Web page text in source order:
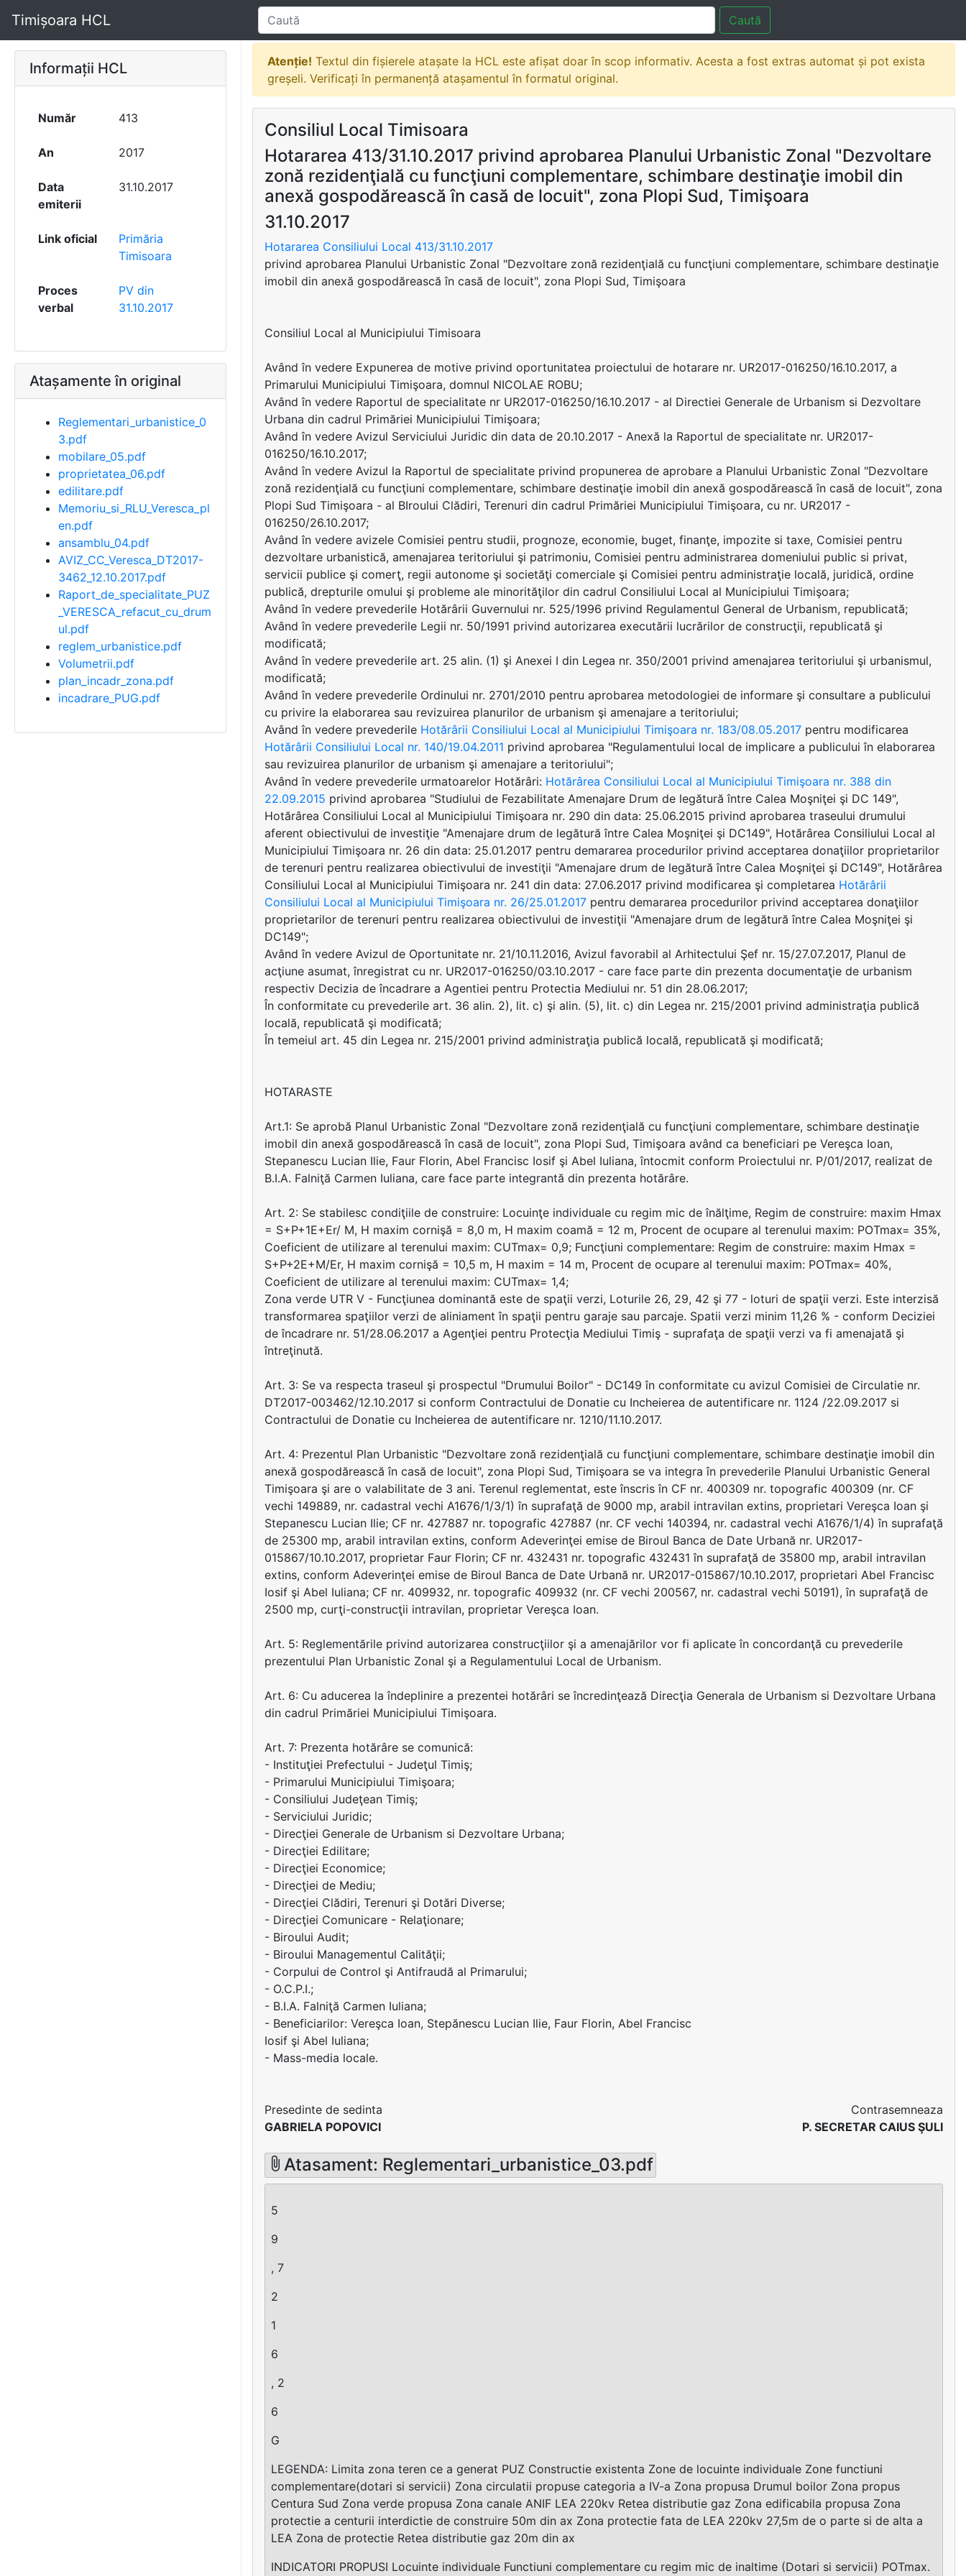
Timișoara HCL Caută
Informații HCL
Număr 413
An 2017
Data
emiterii
31.10.2017
Link oficial
Primăria
Timisoara
Proces
verbal
PV din
31.10.2017
Atașamente în original
Reglementari_urbanistice_0
3.pdf
mobilare_05.pdf
proprietatea_06.pdf
edilitare.pdf
Memoriu_si_RLU_Veresca_pl
en.pdf
ansamblu_04.pdf
AVIZ_CC_Veresca_DT2017-
3462_12.10.2017.pdf
Raport_de_specialitate_PUZ
_VERESCA_refacut_cu_drum
ul.pdf
reglem_urbanistice.pdf
Volumetrii.pdf
plan_incadr_zona.pdf
incadrare_PUG.pdf
Atenție! Textul din fișierele atașate la HCL este afișat doar în scop informativ. Acesta a fost extras automat și pot exista
greșeli. Verificați în permanență atașamentul în formatul original.
Consiliul Local Timisoara
Hotararea 413/31.10.2017 privind aprobarea Planului Urbanistic Zonal "Dezvoltare
zonă rezidenţială cu funcţiuni complementare, schimbare destinaţie imobil din
anexă gospodărească în casă de locuit", zona Plopi Sud, Timişoara
31.10.2017
Hotararea Consiliului Local 413/31.10.2017
privind aprobarea Planului Urbanistic Zonal "Dezvoltare zonă rezidenţială cu funcţiuni complementare, schimbare destinaţie
imobil din anexă gospodărească în casă de locuit", zona Plopi Sud, Timişoara
Consiliul Local al Municipiului Timisoara
Având în vedere Expunerea de motive privind oportunitatea proiectului de hotarare nr. UR2017-016250/16.10.2017, a
Primarului Municipiului Timişoara, domnul NICOLAE ROBU;
Având în vedere Raportul de specialitate nr UR2017-016250/16.10.2017 - al Directiei Generale de Urbanism si Dezvoltare
Urbana din cadrul Primăriei Municipiului Timişoara;
Având în vedere Avizul Serviciului Juridic din data de 20.10.2017 - Anexă la Raportul de specialitate nr. UR2017-
016250/16.10.2017;
Având în vedere Avizul la Raportul de specialitate privind propunerea de aprobare a Planului Urbanistic Zonal "Dezvoltare
zonă rezidenţială cu funcţiuni complementare, schimbare destinaţie imobil din anexă gospodărească în casă de locuit", zona
Plopi Sud Timişoara - al BIroului Clădiri, Terenuri din cadrul Primăriei Municipiului Timişoara, cu nr. UR2017 -
016250/26.10.2017;
Având în vedere avizele Comisiei pentru studii, prognoze, economie, buget, finanţe, impozite si taxe, Comisiei pentru
dezvoltare urbanistică, amenajarea teritoriului şi patrimoniu, Comisiei pentru administrarea domeniului public si privat,
servicii publice şi comerţ, regii autonome şi societăţi comerciale şi Comisiei pentru administraţie locală, juridică, ordine
publică, drepturile omului şi probleme ale minorităţilor din cadrul Consiliului Local al Municipiului Timişoara;
Având în vedere prevederile Hotărârii Guvernului nr. 525/1996 privind Regulamentul General de Urbanism, republicată;
Având în vedere prevederile Legii nr. 50/1991 privind autorizarea executării lucrărilor de construcţii, republicată şi
modificată;
Având în vedere prevederile art. 25 alin. (1) şi Anexei I din Legea nr. 350/2001 privind amenajarea teritoriului şi urbanismul,
modificată;
Având în vedere prevederile Ordinului nr. 2701/2010 pentru aprobarea metodologiei de informare şi consultare a publicului
cu privire la elaborarea sau revizuirea planurilor de urbanism şi amenajare a teritoriului;
Având în vedere prevederile Hotărârii Consiliului Local al Municipiului Timişoara nr. 183/08.05.2017 pentru modificarea
Hotărârii Consiliului Local nr. 140/19.04.2011 privind aprobarea "Regulamentului local de implicare a publicului în elaborarea
sau revizuirea planurilor de urbanism şi amenajare a teritoriului";
Având în vedere prevederile urmatoarelor Hotărâri: Hotărârea Consiliului Local al Municipiului Timişoara nr. 388 din
22.09.2015 privind aprobarea "Studiului de Fezabilitate Amenajare Drum de legătură între Calea Moşniţei şi DC 149",
Hotărârea Consiliului Local al Municipiului Timişoara nr. 290 din data: 25.06.2015 privind aprobarea traseului drumului
aferent obiectivului de investiţie "Amenajare drum de legătură între Calea Moşniţei şi DC149", Hotărârea Consiliului Local al
Municipiului Timişoara nr. 26 din data: 25.01.2017 pentru demararea procedurilor privind acceptarea donaţiilor proprietarilor
de terenuri pentru realizarea obiectivului de investiţii "Amenajare drum de legătură între Calea Moşniţei şi DC149", Hotărârea
Consiliului Local al Municipiului Timişoara nr. 241 din data: 27.06.2017 privind modificarea şi completarea Hotărârii
Consiliului Local al Municipiului Timişoara nr. 26/25.01.2017 pentru demararea procedurilor privind acceptarea donaţiilor
proprietarilor de terenuri pentru realizarea obiectivului de investiţii "Amenajare drum de legătură între Calea Moşniţei şi
DC149";
Având în vedere Avizul de Oportunitate nr. 21/10.11.2016, Avizul favorabil al Arhitectului Şef nr. 15/27.07.2017, Planul de
acţiune asumat, înregistrat cu nr. UR2017-016250/03.10.2017 - care face parte din prezenta documentaţie de urbanism
respectiv Decizia de încadrare a Agentiei pentru Protectia Mediului nr. 51 din 28.06.2017;
În conformitate cu prevederile art. 36 alin. 2), lit. c) şi alin. (5), lit. c) din Legea nr. 215/2001 privind administraţia publică
locală, republicată şi modificată;
În temeiul art. 45 din Legea nr. 215/2001 privind administraţia publică locală, republicată şi modificată;
HOTARASTE
Art.1: Se aprobă Planul Urbanistic Zonal "Dezvoltare zonă rezidenţială cu funcţiuni complementare, schimbare destinaţie
imobil din anexă gospodărească în casă de locuit", zona Plopi Sud, Timişoara având ca beneficiari pe Vereşca Ioan,
Stepanescu Lucian Ilie, Faur Florin, Abel Francisc Iosif şi Abel Iuliana, întocmit conform Proiectului nr. P/01/2017, realizat de
B.I.A. Falniţă Carmen Iuliana, care face parte integrantă din prezenta hotărâre.
Art. 2: Se stabilesc condiţiile de construire: Locuinţe individuale cu regim mic de înălţime, Regim de construire: maxim Hmax
= S+P+1E+Er/ M, H maxim cornişă = 8,0 m, H maxim coamă = 12 m, Procent de ocupare al terenului maxim: POTmax= 35%,
Coeficient de utilizare al terenului maxim: CUTmax= 0,9; Funcţiuni complementare: Regim de construire: maxim Hmax =
S+P+2E+M/Er, H maxim cornişă = 10,5 m, H maxim = 14 m, Procent de ocupare al terenului maxim: POTmax= 40%,
Coeficient de utilizare al terenului maxim: CUTmax= 1,4;
Zona verde UTR V - Funcţiunea dominantă este de spaţii verzi, Loturile 26, 29, 42 şi 77 - loturi de spaţii verzi. Este interzisă
transformarea spaţiilor verzi de aliniament în spaţii pentru garaje sau parcaje. Spatii verzi minim 11,26 % - conform Deciziei
de încadrare nr. 51/28.06.2017 a Agenţiei pentru Protecţia Mediului Timiş - suprafaţa de spaţii verzi va fi amenajată şi
întreţinută.
Art. 3: Se va respecta traseul şi prospectul "Drumului Boilor" - DC149 în conformitate cu avizul Comisiei de Circulatie nr.
DT2017-003462/12.10.2017 si conform Contractului de Donatie cu Incheierea de autentificare nr. 1124 /22.09.2017 si
Contractului de Donatie cu Incheierea de autentificare nr. 1210/11.10.2017.
Art. 4: Prezentul Plan Urbanistic "Dezvoltare zonă rezidenţială cu funcţiuni complementare, schimbare destinaţie imobil din
anexă gospodărească în casă de locuit", zona Plopi Sud, Timişoara se va integra în prevederile Planului Urbanistic General
Timişoara şi are o valabilitate de 3 ani. Terenul reglementat, este înscris în CF nr. 400309 nr. topografic 400309 (nr. CF
vechi 149889, nr. cadastral vechi A1676/1/3/1) în suprafaţă de 9000 mp, arabil intravilan extins, proprietari Vereşca Ioan şi
Stepanescu Lucian Ilie; CF nr. 427887 nr. topografic 427887 (nr. CF vechi 140394, nr. cadastral vechi A1676/1/4) în suprafaţă
de 25300 mp, arabil intravilan extins, conform Adeverinţei emise de Biroul Banca de Date Urbană nr. UR2017-
015867/10.10.2017, proprietar Faur Florin; CF nr. 432431 nr. topografic 432431 în suprafaţă de 35800 mp, arabil intravilan
extins, conform Adeverinţei emise de Biroul Banca de Date Urbană nr. UR2017-015867/10.10.2017, proprietari Abel Francisc
Iosif şi Abel Iuliana; CF nr. 409932, nr. topografic 409932 (nr. CF vechi 200567, nr. cadastral vechi 50191), în suprafaţă de
2500 mp, curţi-construcţii intravilan, proprietar Vereşca Ioan.
Art. 5: Reglementările privind autorizarea construcţiilor şi a amenajărilor vor fi aplicate în concordanţă cu prevederile
prezentului Plan Urbanistic Zonal şi a Regulamentului Local de Urbanism.
Art. 6: Cu aducerea la îndeplinire a prezentei hotărâri se încredinţează Direcţia Generala de Urbanism si Dezvoltare Urbana
din cadrul Primăriei Municipiului Timişoara.
Art. 7: Prezenta hotărâre se comunică:
- Instituţiei Prefectului - Judeţul Timiş;
- Primarului Municipiului Timişoara;
- Consiliului Judeţean Timiş;
- Serviciului Juridic;
- Direcţiei Generale de Urbanism si Dezvoltare Urbana;
- Direcţiei Edilitare;
- Direcţiei Economice;
- Direcţiei de Mediu;
- Direcţiei Clădiri, Terenuri şi Dotări Diverse;
- Direcţiei Comunicare - Relaţionare;
- Biroului Audit;
- Biroului Managementul Calităţii;
- Corpului de Control şi Antifraudă al Primarului;
- O.C.P.I.;
- B.I.A. Falniţă Carmen Iuliana;
- Beneficiarilor: Vereşca Ioan, Stepănescu Lucian Ilie, Faur Florin, Abel Francisc
Iosif şi Abel Iuliana;
- Mass-media locale.
Presedinte de sedinta
GABRIELA POPOVICI
Contrasemneaza
P. SECRETAR CAIUS ŞULI
Atasament: Reglementari_urbanistice_03.pdf
5
9
, 7
2
1
6
, 2
6
G
LEGENDA: Limita zona teren ce a generat PUZ Constructie existenta Zone de locuinte individuale Zone functiuni
complementare(dotari si servicii) Zona circulatii propuse categoria a IV-a Zona propusa Drumul boilor Zona propus
Centura Sud Zona verde propusa Zona canale ANIF LEA 220kv Retea distributie gaz Zona edificabila propusa Zona
protectie a centurii interdictie de construire 50m din ax Zona protectie fata de LEA 220kv 27,5m de o parte si de alta a
LEA Zona de protectie Retea distributie gaz 20m din ax
INDICATORI PROPUSI Locuinte individuale Functiuni complementare cu regim mic de inaltime (Dotari si servicii) POTmax.